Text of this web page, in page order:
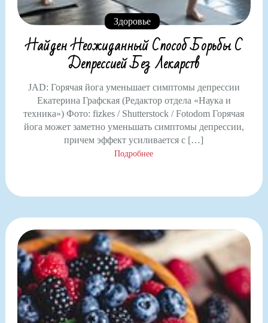
Здоровье
Найден Неожиданный Способ Борьбы С
Депрессией Без Лекарств
JAD: Горячая йога уменьшает симптомы депрессии
Екатерина Графская (Редактор отдела «Наука и
техника») Фото: fizkes / Shutterstock / Fotodom Горячая
йога может заметно уменьшать симптомы депрессии,
причем эффект усиливается с […]
Подробнее